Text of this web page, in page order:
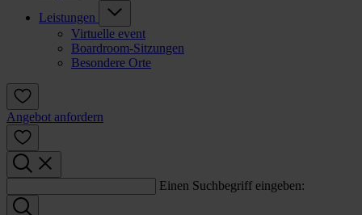
Leistungen
Virtuelle event
Boardroom-Sitzungen
Besondere Orte
Angebot anfordern
Einen Suchbegriff eingeben: